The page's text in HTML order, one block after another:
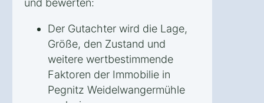
und bewerten:
Der Gutachter wird die Lage,
Größe, den Zustand und
weitere wertbestimmende
Faktoren der Immobilie in
Pegnitz Weidelwangermühle